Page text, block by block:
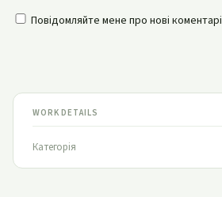
Повідомляйте мене про нові коментарі
WORK DETAILS
Категорія